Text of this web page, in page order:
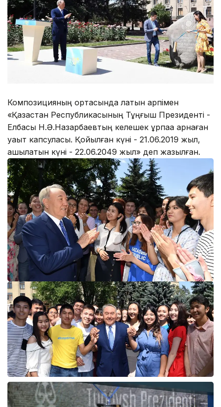
Композицияның ортасында латын қарпімен
«Қазақстан Республикасының Тұңғыш Президенті -
Елбасы Н.Ә.Назарбаевтың келешек ұрпаққа арнаған
уақыт капсуласы. Қойылған күні - 21.06.2019 жыл,
ашылатын күні - 22.06.2049 жыл» деп жазылған.